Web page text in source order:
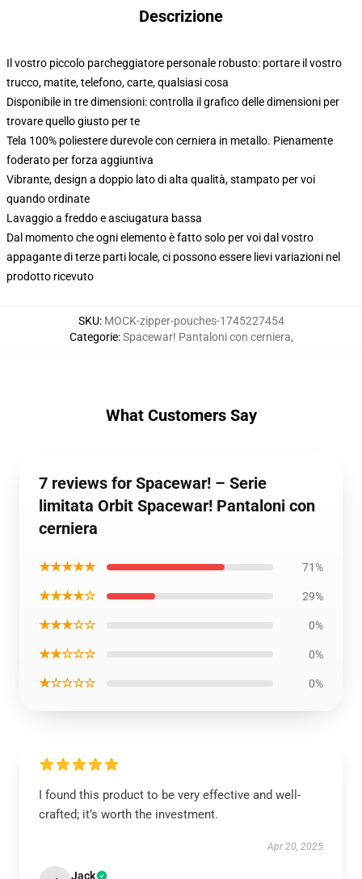
Descrizione
Il vostro piccolo parcheggiatore personale robusto: portare il vostro
trucco, matite, telefono, carte, qualsiasi cosa
Disponibile in tre dimensioni: controlla il grafico delle dimensioni per
trovare quello giusto per te
Tela 100% poliestere durevole con cerniera in metallo. Pienamente
foderato per forza aggiuntiva
Vibrante, design a doppio lato di alta qualità, stampato per voi
quando ordinate
Lavaggio a freddo e asciugatura bassa
Dal momento che ogni elemento è fatto solo per voi dal vostro
appagante di terze parti locale, ci possono essere lievi variazioni nel
prodotto ricevuto
SKU: MOCK-zipper-pouches-1745227454
Categorie:Spacewar! Pantaloni con cerniera,
What Customers Say
7 reviews for Spacewar! – Serie
limitata Orbit Spacewar! Pantaloni con
cerniera
★★★★★ 71%
★★★★☆ 29%
★★★☆☆ 0%
★★☆☆☆ 0%
★☆☆☆☆ 0%
I found this product to be very effective and well-
crafted; it’s worth the investment.
Apr 20, 2025
Jack